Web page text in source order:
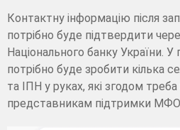
Контактну інформацію після
потрібно буде підтвердити
Національного банку України.
потрібно буде зробити кілька
та ІПН у руках, які згодом
представникам підтримки